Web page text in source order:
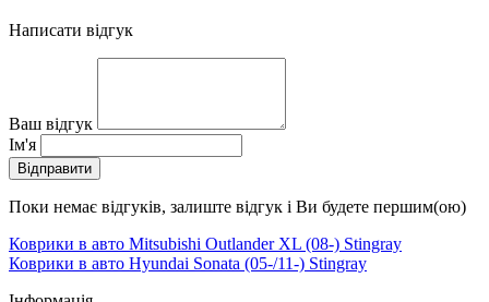
Написати відгук
Ваш відгук
Ім'я
Відправити
Поки немає відгуків, залиште відгук і Ви будете першим(ою)
Коврики в авто Mitsubishi Outlander XL (08-) Stingray
Коврики в авто Hyundai Sonata (05-/11-) Stingray